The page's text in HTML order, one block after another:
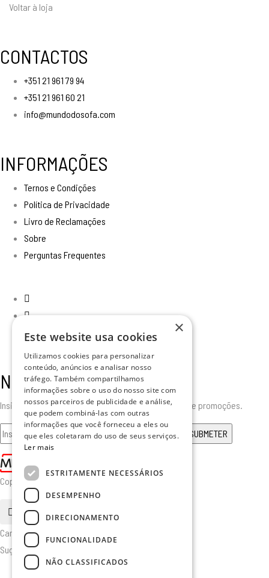
Voltar à loja
CONTACTOS
+351 21 961 79 94
+351 21 961 60 21
info@mundodosofa.com
INFORMAÇÕES
Ternos e Condições
Política de Privacidade
Livro de Reclamações
Sobre
Perguntas Frequentes
Newsletter
Insira o seu email para receber todas as novidades e promoções.
Copyright © 2025. Todos os Direitos Reservados
pesquisa
Cancelar
Sugerido
Furniture
×
Este website usa cookies
Utilizamos cookies para personalizar
conteúdo, anúncios e analisar nosso
tráfego. Também compartilhamos
informações sobre o uso do nosso site com
nossos parceiros de publicidade e análise,
que podem combiná-las com outras
informações que você forneceu a eles ou
que eles coletaram do uso de seus serviços.
Ler mais
ESTRITAMENTE NECESSÁRIOS
DESEMPENHO
DIRECIONAMENTO
FUNCIONALIDADE
NÃO CLASSIFICADOS